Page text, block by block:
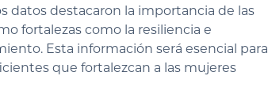
datos destacaron la importancia de las
fortalezas como la resiliencia e
Esta información será esencial para
que fortalezcan a las mujeres